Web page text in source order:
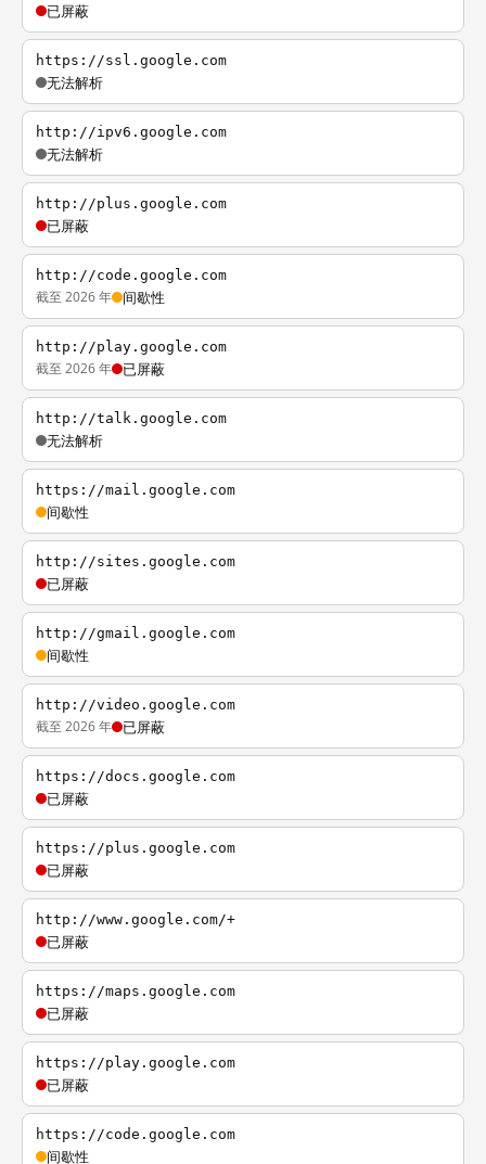
已屏蔽
https://ssl.google.com
无法解析
http://ipv6.google.com
无法解析
http://plus.google.com
已屏蔽
http://code.google.com
截至 2026 年 间歇性
http://play.google.com
截至 2026 年 已屏蔽
http://talk.google.com
无法解析
https://mail.google.com
间歇性
http://sites.google.com
已屏蔽
http://gmail.google.com
间歇性
http://video.google.com
截至 2026 年 已屏蔽
https://docs.google.com
已屏蔽
https://plus.google.com
已屏蔽
http://www.google.com/+
已屏蔽
https://maps.google.com
已屏蔽
https://play.google.com
已屏蔽
https://code.google.com
间歇性